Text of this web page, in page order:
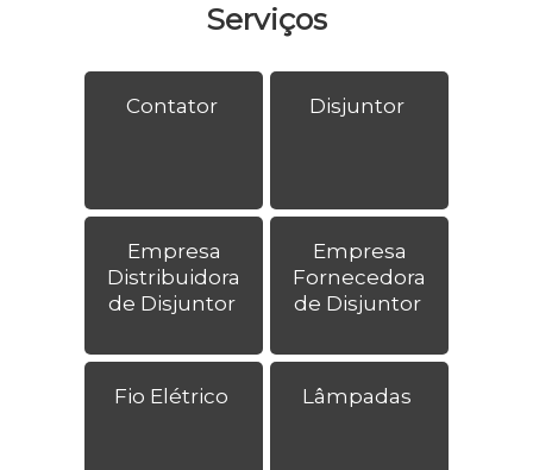
Serviços
Contator Disjuntor
Empresa
Distribuidora
de Disjuntor
Empresa
Fornecedora
de Disjuntor
Fio Elétrico Lâmpadas